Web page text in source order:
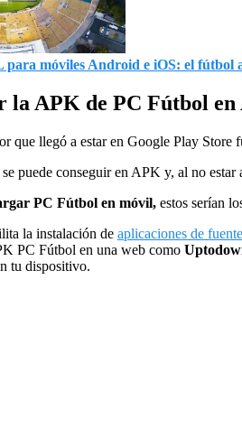
para móviles Android e iOS: el fútbol
la APK de PC Fútbol
que llegó a estar en Google Play Store
puede conseguir en APK y, al no
PC Fútbol en móvil, estos serían
la instalación de aplicaciones de
PC Fútbol en una web como
tu dispositivo.